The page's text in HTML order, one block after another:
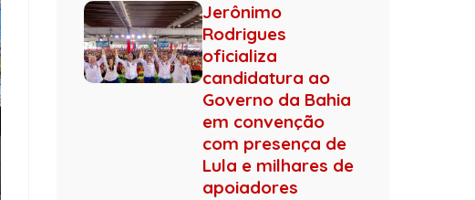
Jerônimo
Rodrigues
oficializa
candidatura ao
Governo da Bahia
em convenção
com presença de
Lula e milhares de
apoiadores